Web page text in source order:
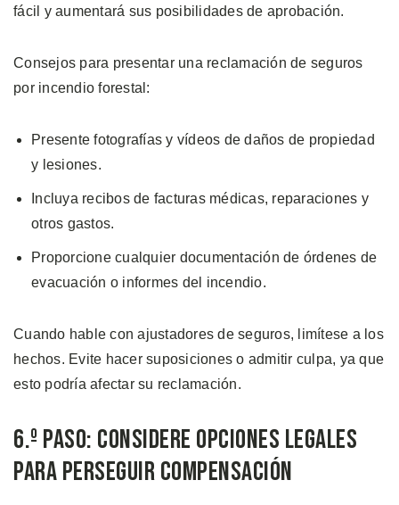
fácil y aumentará sus posibilidades de aprobación.
Consejos para presentar una reclamación de seguros
por incendio forestal:
Presente fotografías y vídeos de daños de propiedad
y lesiones.
Incluya recibos de facturas médicas, reparaciones y
otros gastos.
Proporcione cualquier documentación de órdenes de
evacuación o informes del incendio.
Cuando hable con ajustadores de seguros, limítese a los
hechos. Evite hacer suposiciones o admitir culpa, ya que
esto podría afectar su reclamación.
6.º Paso: Considere Opciones Legales
para Perseguir Compensación